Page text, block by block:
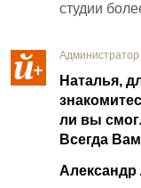
студии
Администратор
Наталья,
ли вы
Всегда
Александр